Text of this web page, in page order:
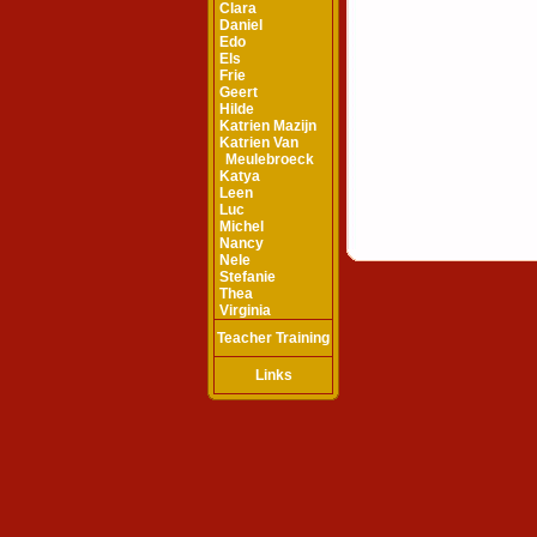
Clara
Daniel
Edo
Els
Frie
Geert
Hilde
Katrien Mazijn
Katrien Van
Meulebroeck
Katya
Leen
Luc
Michel
Nancy
Nele
Stefanie
Thea
Virginia
Teacher Training
Links